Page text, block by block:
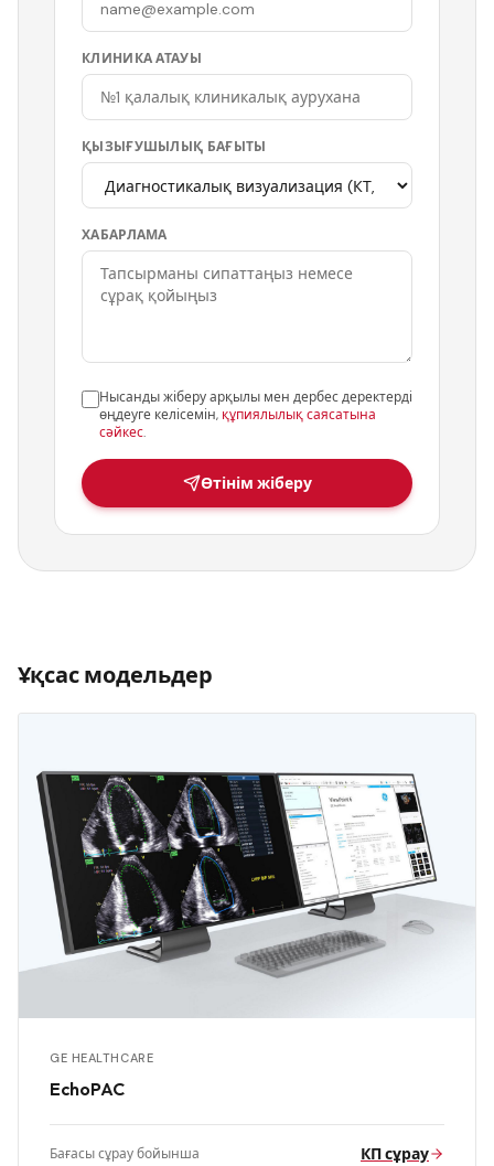
КЛИНИКА АТАУЫ
ҚЫЗЫҒУШЫЛЫҚ БАҒЫТЫ
ХАБАРЛАМА
Нысанды жіберу арқылы мен дербес деректерді
өңдеуге келісемін, құпиялылық саясатына
сәйкес.
Өтінім жіберу
Ұқсас модельдер
GE HEALTHCARE
EchoPAC
Бағасы сұрау бойынша КП сұрау